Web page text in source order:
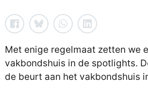
Met enige regelmaat zetten we
vakbondshuis in de spotlights.
de beurt aan het vakbondshuis